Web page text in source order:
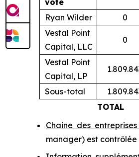
vote
Ryan Wilder
0
Vestal Point
Capital, LLC
0
Vestal Point
Capital, LP
Sous-total
TOTAL
Chaine des
manager) est